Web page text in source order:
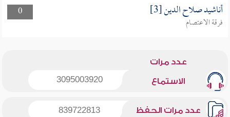
0
أناشيد صلاح الدين [3]
فرقة الاعتصام
عدد مرات
الاستماع 3095003920
عدد مرات الحفظ 839722813